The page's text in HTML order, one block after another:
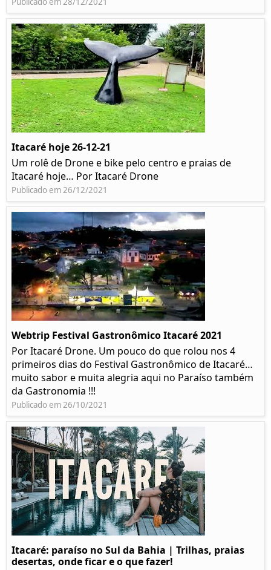
Itacaré hoje 26-12-21
Um rolê de Drone e bike pelo centro e praias de
Itacaré hoje… Por Itacaré Drone
Publicado em 26/12/2021
Webtrip Festival Gastronômico Itacaré 2021
Por Itacaré Drone. Um pouco do que rolou nos 4
primeiros dias do Festival Gastronômico de Itacaré…
muito sabor e muita alegria aqui no Paraíso também
da Gastronomia !!!
Publicado em 26/10/2021
Itacaré: paraíso no Sul da Bahia | Trilhas, praias
desertas, onde ficar e o que fazer!